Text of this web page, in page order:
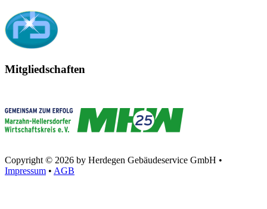
Mitgliedschaften
Copyright © 2026 by Herdegen Gebäudeservice GmbH •
Impressum • AGB